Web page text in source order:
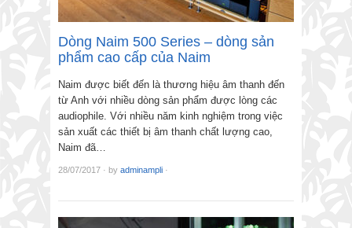
Dòng Naim 500 Series – dòng sản
phẩm cao cấp của Naim
Naim được biết đến là thương hiệu âm thanh đến
từ Anh với nhiều dòng sản phẩm được lòng các
audiophile. Với nhiều năm kinh nghiệm trong việc
sản xuất các thiết bị âm thanh chất lượng cao,
Naim đã…
28/07/2017 · by adminampli ·